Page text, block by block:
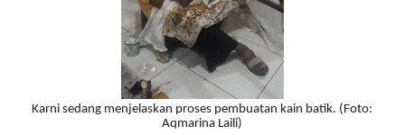
Karni sedang menjelaskan proses pembuatan kain batik. (Foto:
Aqmarina Laili)